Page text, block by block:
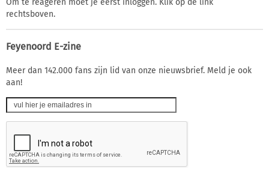
rechtsboven.
Feyenoord E-zine
Meer dan 142.000 fans zijn lid van onze nieuwsbrief. Meld je ook
aan!